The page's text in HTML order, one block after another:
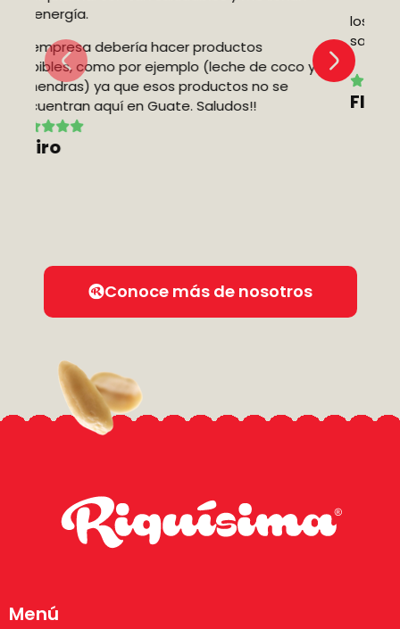
los productos son frescos y de muy buen
sabor
Fluvia J.
Conoce más de nosotros
Menú